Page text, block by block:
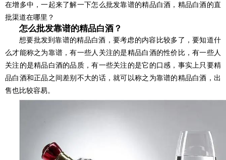
在增多中，一起来了解一下怎么批发靠谱的精品白酒，精品白酒的直
批渠道在哪里？
怎么批发靠谱的精品白酒？
想要批发到靠谱的精品白酒，要考虑的内容比较多了，要知道什
么才能称之为靠谱，有一些人关注的是精品白酒的性价比，有一些人
关注的是精品白酒的品质，有一些关注的是它的口感，事实上只要精
品白酒和正品之间差别不大的话，就可以称之为靠谱的精品白酒，出
售也比较容易。